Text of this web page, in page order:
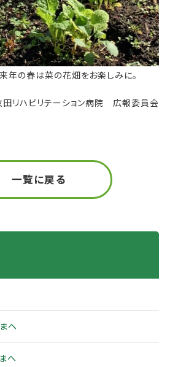
年の春は菜の花畑をお楽しみに。
田リハビリテーション病院 広報委員会
一覧に戻る
へ
へ